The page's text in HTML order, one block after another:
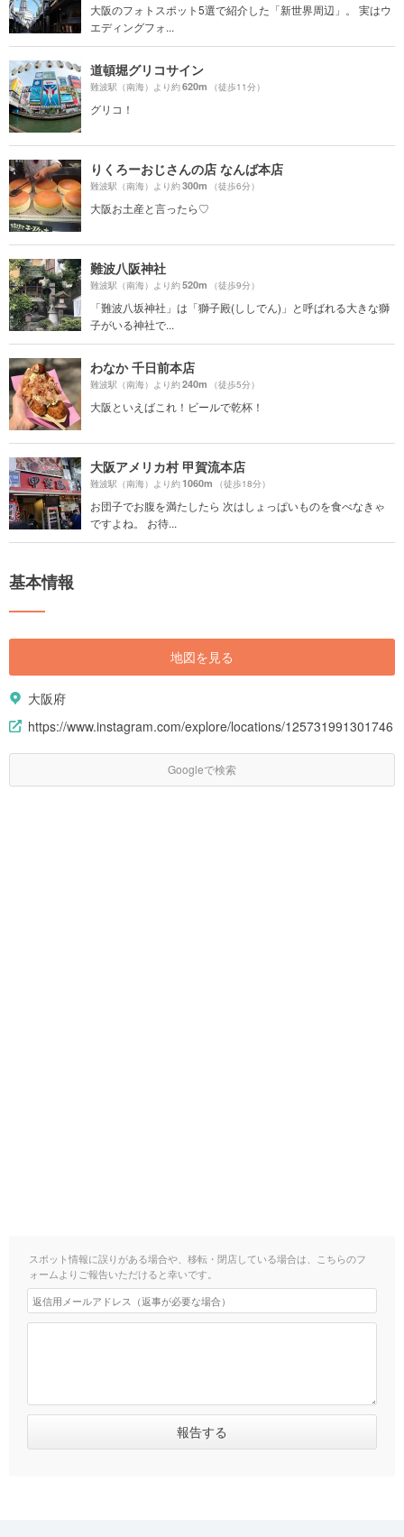
大阪のフォトスポット5選で紹介した「新世界周辺」。 実はウ
エディングフォ...
道頓堀グリコサイン
難波駅（南海）より約620m （徒歩11分）
グリコ！
りくろーおじさんの店 なんば本店
難波駅（南海）より約300m （徒歩6分）
大阪お土産と言ったら♡
難波八阪神社
難波駅（南海）より約520m （徒歩9分）
「難波八坂神社」は「獅子殿(ししでん)」と呼ばれる大きな獅
子がいる神社で...
わなか 千日前本店
難波駅（南海）より約240m （徒歩5分）
大阪といえばこれ！ビールで乾杯！
大阪アメリカ村 甲賀流本店
難波駅（南海）より約1060m （徒歩18分）
お団子でお腹を満たしたら 次はしょっぱいものを食べなきゃ
ですよね。 お待...
基本情報
地図を見る
大阪府
https://www.instagram.com/explore/locations/125731991301746
Googleで検索
スポット情報に誤りがある場合や、移転・閉店している場合は、こちらのフ
ォームよりご報告いただけると幸いです。